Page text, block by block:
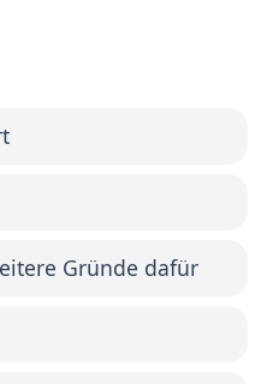
Gründe dafür